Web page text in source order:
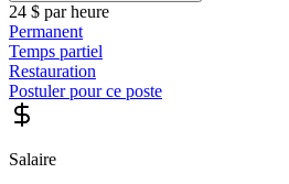
24 $ par heure
Permanent
Temps partiel
Restauration
Postuler pour ce poste
Salaire